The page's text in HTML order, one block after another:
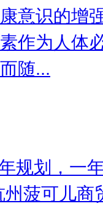
意识的增
作为人体
随...
规划，一
菠可儿商